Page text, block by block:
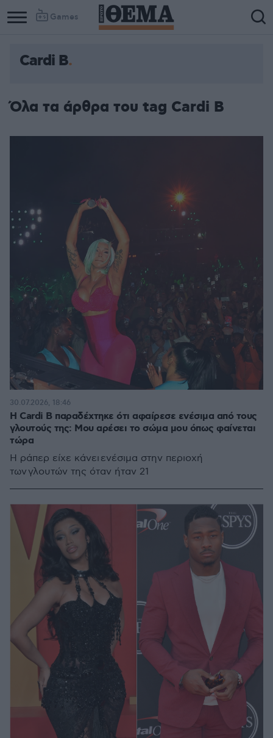
Games
Cardi B
Όλα τα άρθρα του tag Cardi B
Η Cardi B παραδέχτηκε ότι αφαίρεσε ενέσιμα από τους
γλουτούς της: Μου αρέσει το σώμα μου όπως φαίνεται
τώρα
Η ράπερ είχε κάνει ενέσιμα στην περιοχή
των γλουτών της όταν ήταν 21
30.07.2026, 18:46